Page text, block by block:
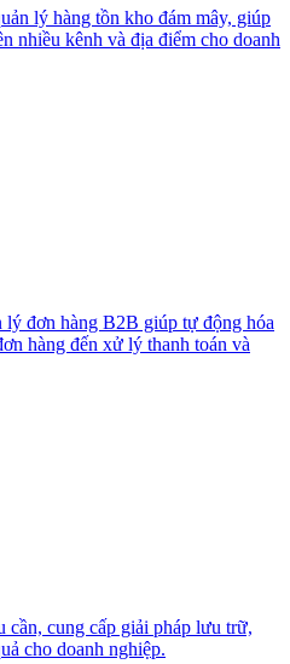
lý hàng tồn kho đám mây, giúp
nhiều kênh và địa điểm cho doanh
lý đơn hàng B2B giúp tự động hóa
hàng đến xử lý thanh toán và
cung cấp giải pháp lưu trữ,
cho doanh nghiệp.